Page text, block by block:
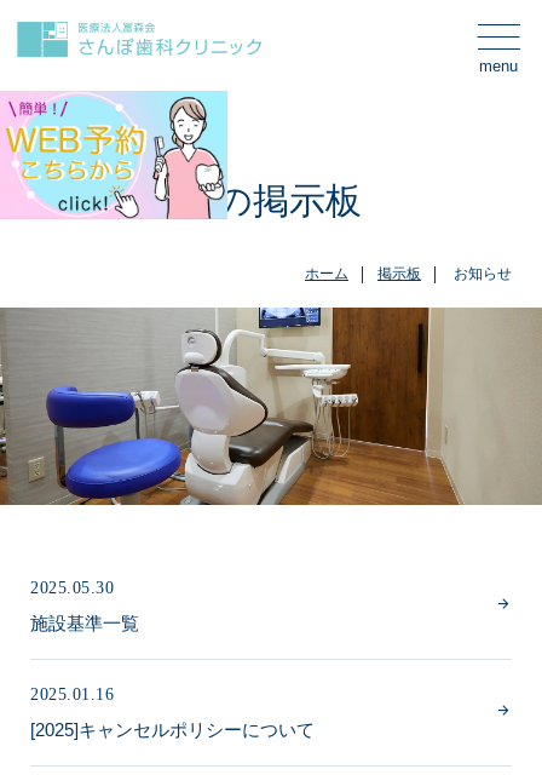
menu
Board
さんぽ歯科の掲示板
ホーム 掲示板 お知らせ
2025.05.30
施設基準一覧
2025.01.16
[2025]キャンセルポリシーについて